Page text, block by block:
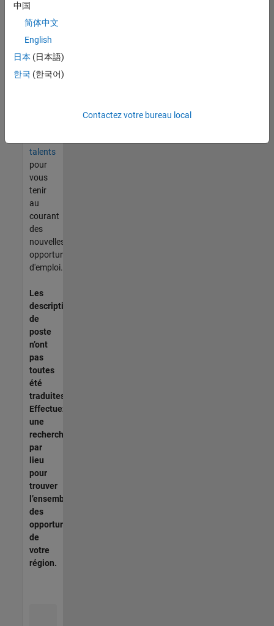
trouvez
pas
d'offre
corresponde
à vos
talents
pour
vous
tenir
au
courant
des
nouvelles
opportunités
d'emploi.
Les
descriptions
de
poste
n’ont
pas
toutes
été
traduites.
Effectuez
une
recherche
par
lieu
pour
trouver
l’ensemble
des
opportunités
de
votre
région.
中国
简体中文
English
日本 (日本語)
한국 (한국어)
Contactez votre bureau local